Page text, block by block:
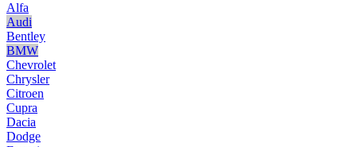
Alfa
Audi
Bentley
BMW
Chevrolet
Chrysler
Citroen
Cupra
Dacia
Dodge